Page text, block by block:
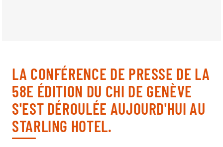
LA CONFÉRENCE DE PRESSE DE LA
58E ÉDITION DU CHI DE GENÈVE
S'EST DÉROULÉE AUJOURD'HUI AU
STARLING HOTEL.